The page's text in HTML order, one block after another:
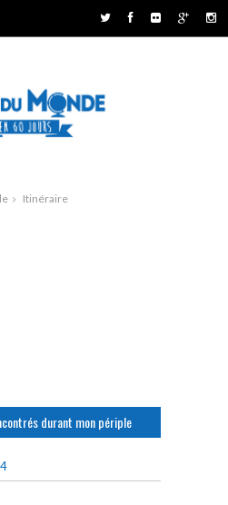
Itinéraire
durant mon périple